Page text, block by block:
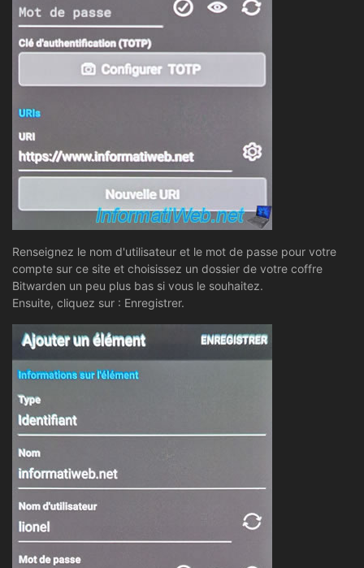
Renseignez le nom d'utilisateur et le mot de passe pour votre
compte sur ce site et choisissez un dossier de votre coffre
Bitwarden un peu plus bas si vous le souhaitez.
Ensuite, cliquez sur : Enregistrer.